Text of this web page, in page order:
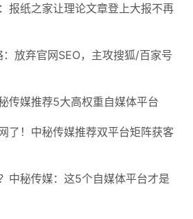
报纸之家让理论文章登上大报不再
放弃官网SEO，主攻搜狐/百家号
传媒推荐5大高权重自媒体平台
了！中秘传媒推荐双平台矩阵获客
中秘传媒：这5个自媒体平台才是